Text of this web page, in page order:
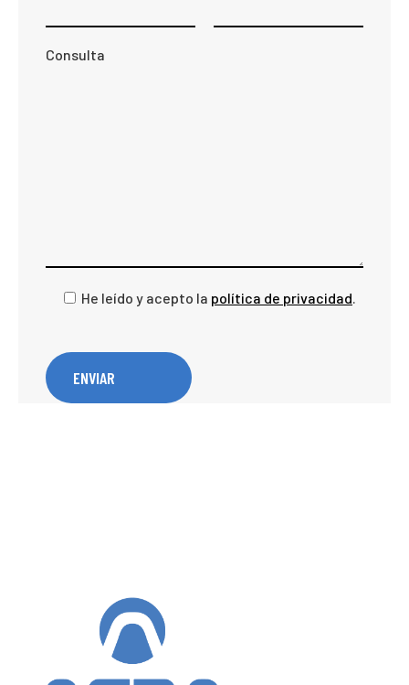
Consulta
He leído y acepto la política de privacidad.